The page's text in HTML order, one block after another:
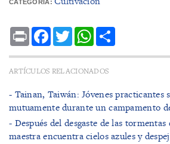
CATEGORÍA:
Print Facebook
TwitterWhatsApp
ARTÍCULOS RELACIONADOS
- Tainan, Taiwán: Jóvenes practicantes
mutuamente durante un campamento
- Después del desgaste de las
maestra encuentra cielos azules y